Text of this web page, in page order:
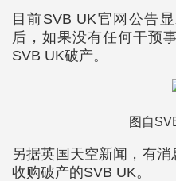
目前SVB UK官网公告
后，如果没有任何干预
SVB UK破产。
图自
另据英国天空新闻，有
收购破产的SVB UK。